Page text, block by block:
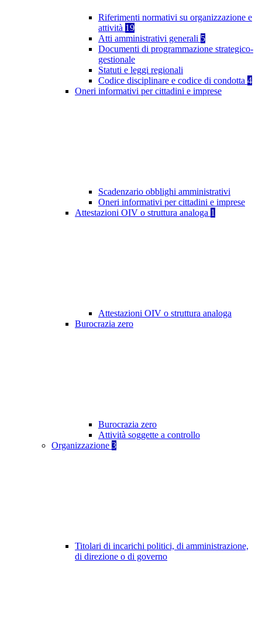
Riferimenti normativi su organizzazione e
attività 19
Atti amministrativi generali 5
Documenti di programmazione strategico-
gestionale
Statuti e leggi regionali
Codice disciplinare e codice di condotta 4
Oneri informativi per cittadini e imprese
Scadenzario obblighi amministrativi
Oneri informativi per cittadini e imprese
Attestazioni OIV o struttura analoga 1
Attestazioni OIV o struttura analoga
Burocrazia zero
Burocrazia zero
Attività soggette a controllo
Organizzazione 3
Titolari di incarichi politici, di amministrazione,
di direzione o di governo